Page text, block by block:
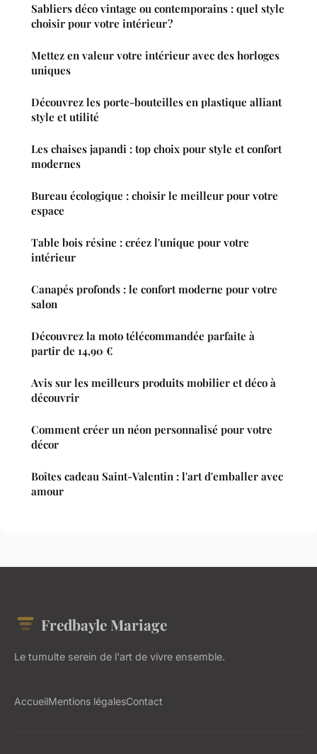
Sabliers déco vintage ou contemporains : quel style
choisir pour votre intérieur ?
Mettez en valeur votre intérieur avec des horloges
uniques
Découvrez les porte-bouteilles en plastique alliant
style et utilité
Les chaises japandi : top choix pour style et confort
modernes
Bureau écologique : choisir le meilleur pour votre
espace
Table bois résine : créez l'unique pour votre
intérieur
Canapés profonds : le confort moderne pour votre
salon
Découvrez la moto télécommandée parfaite à
partir de 14,90 €
Avis sur les meilleurs produits mobilier et déco à
découvrir
Comment créer un néon personnalisé pour votre
décor
Boîtes cadeau Saint-Valentin : l'art d'emballer avec
amour
Fredbayle Mariage
Le tumulte serein de l'art de vivre ensemble.
AccueilMentions légalesContact